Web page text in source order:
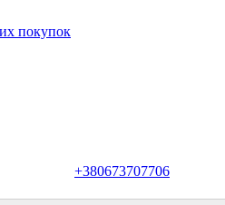
+380673707706